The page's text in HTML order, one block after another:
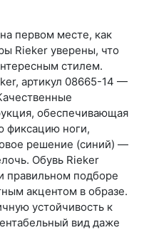
первом месте, как
Rieker уверены, что
стилем.
артикул 08665-14 —
обеспечивающая
фиксацию ноги,
решение (синий) —
Обувь Rieker
правильном подборе
акцентом в образе.
устойчивость к
вид даже